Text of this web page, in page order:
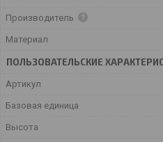
Производитель
Материал
ПОЛЬЗОВАТЕЛЬСКИЕ
Артикул
Базовая единица
Высота